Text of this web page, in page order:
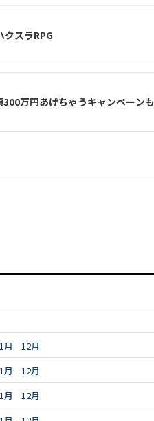
スラRPG
万円あげちゃうキャンペーンも
月
12月
月
12月
月
12月